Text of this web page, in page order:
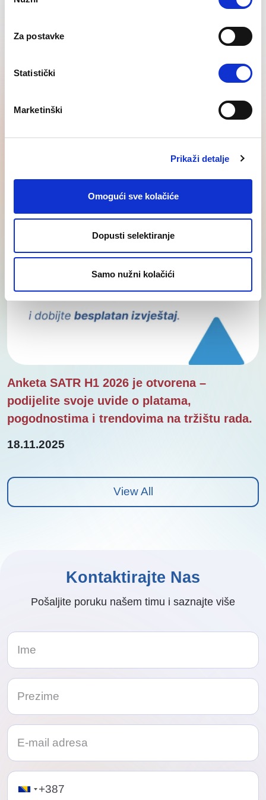
Za postavke
Statistički
Marketinški
Prikaži detalje
Omogući sve kolačiće
Dopusti selektiranje
Samo nužni kolačići
Posljednje
Regional SEE
insights
Anketa SATR H1 2026 je otvorena –
podijelite svoje uvide o platama,
pogodnostima i trendovima na tržištu rada.
18.11.2025
View All
Kontaktirajte Nas
Pošaljite poruku našem timu i saznajte više
Telephone